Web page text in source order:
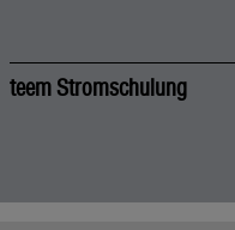
teem Stromschulung